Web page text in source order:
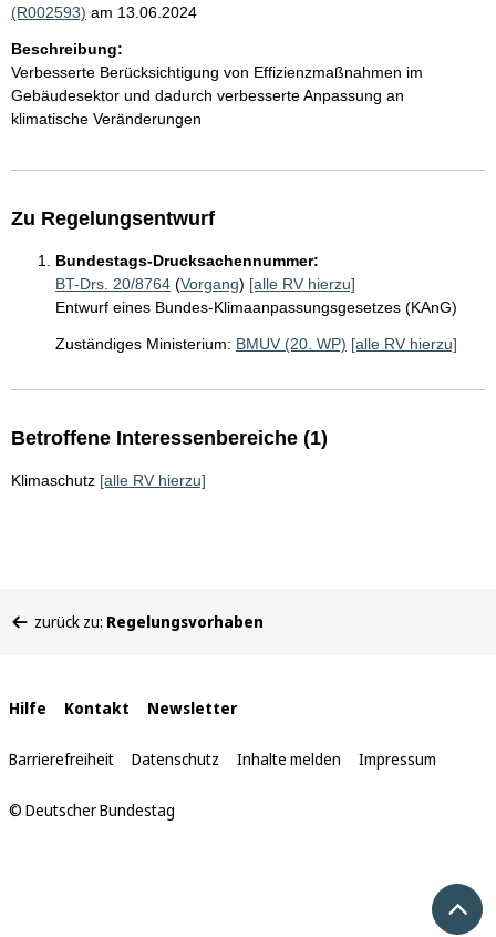
(R002593) am 13.06.2024
Beschreibung:
Verbesserte Berücksichtigung von Effizienzmaßnahmen im
Gebäudesektor und dadurch verbesserte Anpassung an
klimatische Veränderungen
Zu Regelungsentwurf
Bundestags-Drucksachennummer:
BT-Drs. 20/8764 (Vorgang) [alle RV hierzu]
Entwurf eines Bundes-Klimaanpassungsgesetzes (KAnG)
Zuständiges Ministerium: BMUV (20. WP) [alle RV hierzu]
Betroffene Interessenbereiche (1)
Klimaschutz [alle RV hierzu]
befinden
zurück zu: Regelungsvorhaben
Interne
Links
Hilfe Kontakt Newsletter
Barrierefreiheit Datenschutz Inhalte melden Impressum
© Deutscher Bundestag